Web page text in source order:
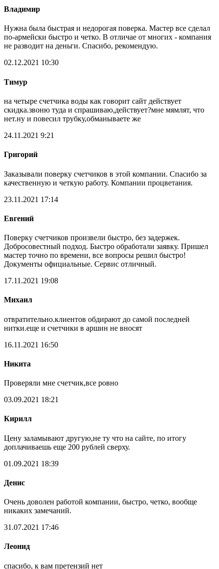
Владимир
Нужна была быстрая и недорогая поверка. Мастер все сделал
по-армейски быстро и четко. В отличае от многих - компания
не разводит на деньги. Спасибо, рекомендую.
02.12.2021 10:30
Тимур
на четыре счетчика воды как говорит сайт действует
скидка.звоню туда и спрашиваю,действует?мне мямлят, что
нет.ну и повесил трубку,обманываете же
24.11.2021 9:21
Григорий
Заказывали поверку счетчиков в этой компании. Спасибо за
качественную и четкую работу. Компании процветания.
23.11.2021 17:14
Евгений
Поверку счетчиков произвели быстро, без задержек.
Добросовестный подход. Быстро обработали заявку. Пришел
мастер точно по времени, все вопросы решил быстро!
Документы официальные. Сервис отличный.
17.11.2021 19:08
Михаил
отвратительно.клиентов обдирают до самой последней
нитки.еще и счетчики в аршин не вносят
16.11.2021 16:50
Никита
Проверяли мне счетчик,все ровно
03.09.2021 18:21
Кирилл
Цену заламывают другую,не ту что на сайте, по итогу
доплачиваешь еще 200 рублей сверху.
01.09.2021 18:39
Денис
Очень доволен работой компании, быстро, четко, вообще
никаких замечаний.
31.07.2021 17:46
Леонид
спасибо, к вам претензий нет